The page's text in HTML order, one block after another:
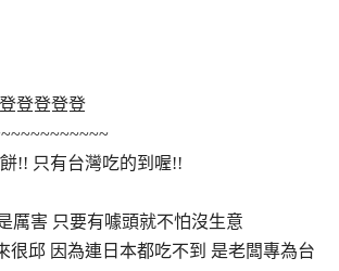
登登登登
!! 只有台灣吃的到喔!!
厲害 只要有噱頭就不怕沒生意
很邱 因為連日本都吃不到 是老闆專為台